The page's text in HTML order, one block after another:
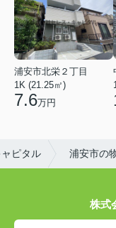
浦安市北栄２丁目
1K (21.25㎡)
7.6万円
ピタル 浦安市の
株式